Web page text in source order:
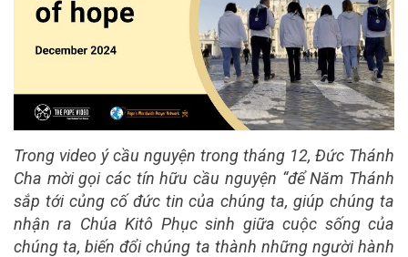
Trong video ý cầu nguyện trong tháng 12, Đức Thánh
Cha mời gọi các tín hữu cầu nguyện “để Năm Thánh
sắp tới củng cố đức tin của chúng ta, giúp chúng ta
nhận ra Chúa Kitô Phục sinh giữa cuộc sống của
chúng ta, biến đổi chúng ta thành những người hành